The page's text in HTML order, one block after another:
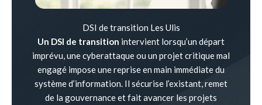
DSI de transition Les Ulis
Un DSI de transition intervient lorsqu’un départ
imprévu, une cyberattaque ou un projet critique mal
engagé impose une reprise en main immédiate du
système d’information. Il sécurise l’existant, remet
de la gouvernance et fait avancer les projets